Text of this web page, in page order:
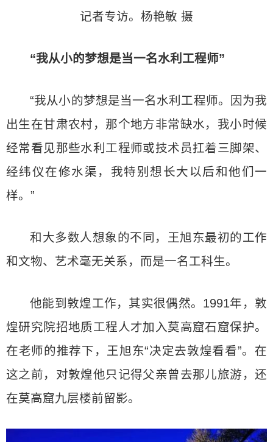
记者专访。杨艳敏 摄
“我从小的梦想是当一名水利工程师”
“我从小的梦想是当一名水利工程师。因为我
出生在甘肃农村，那个地方非常缺水，我小时候
经常看见那些水利工程师或技术员扛着三脚架、
经纬仪在修水渠，我特别想长大以后和他们一
样。”
和大多数人想象的不同，王旭东最初的工作
和文物、艺术毫无关系，而是一名工科生。
他能到敦煌工作，其实很偶然。1991年，敦
煌研究院招地质工程人才加入莫高窟石窟保护。
在老师的推荐下，王旭东“决定去敦煌看看”。在
这之前，对敦煌他只记得父亲曾去那儿旅游，还
在莫高窟九层楼前留影。